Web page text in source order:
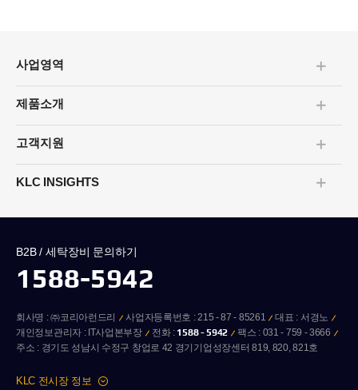
사업영역
펼치기/
접기
제품소개
펼치기/
접기
고객지원
펼치기/
접기
KLC INSIGHTS
펼치기/
B2B / 세탁장비 문의하기
1588-5942
회사명 : ㈜코리아런드리 사업자등록번호 : 215 - 87 - 85261
대표 : 서경노
개인정보관리자 : IT사업본부장
전화 : 1588 - 5942
팩스 : 031 - 759 - 3666
주소 : 경기도 성남시 수정구 창업로 42 경기기업성장센터 819, 820, 821호
KLC 전시장 정보